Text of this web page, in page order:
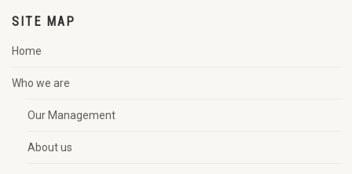
SITE MAP
Home
Who we are
Our Management
About us